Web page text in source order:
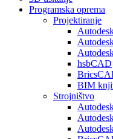
Programska oprema
Projektiranje
hsbCAD
BIM
Strojništvo